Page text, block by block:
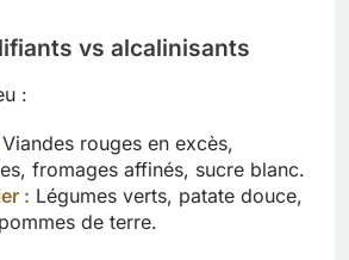
vs alcalinisants
:
Viandes rouges en excès,
fromages affinés, sucre blanc.
: Légumes verts, patate douce,
de terre.